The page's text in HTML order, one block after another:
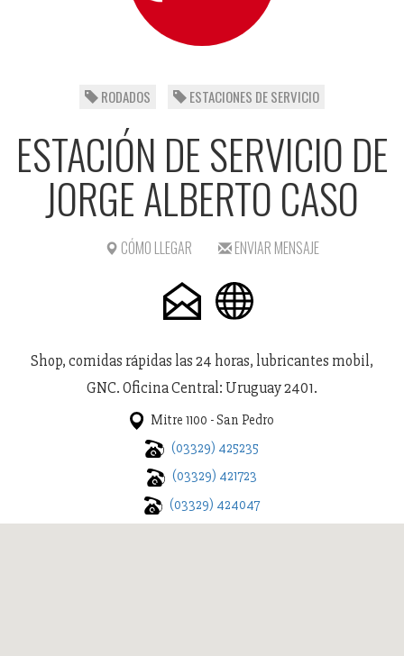
RODADOS ESTACIONES DE SERVICIO
ESTACIÓN DE SERVICIO DE
JORGE ALBERTO CASO
CÓMO LLEGAR ENVIAR MENSAJE
Shop, comidas rápidas las 24 horas, lubricantes mobil,
GNC. Oficina Central: Uruguay 2401.
Mitre 1100 - San Pedro
(03329) 425235
(03329) 421723
(03329) 424047